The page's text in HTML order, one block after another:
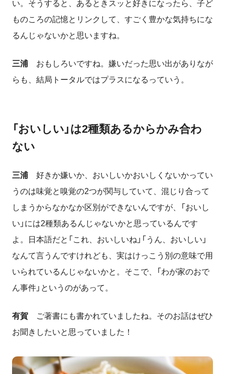
い。そうすると、あるときスッと好きになったら、子ど
ものころの記憶とリンクして、すごく豊かな気持ちにな
るんじゃないかと思いますね。
三浦 おもしろいですね。嫌いだった思い出がありなが
らも、結局トータルではプラスになるっていう。
「おいしい」は2種類あるからかみ合わ
ない
三浦 好きか嫌いか、おいしいかおいしくないかってい
うのは味覚と嗅覚の2つが関与していて、混じり合って
しまうからなかなか区別ができないんですが、「おいし
い」には2種類あるんじゃないかと思っているんです
よ。日本語だと「これ、おいしいね」「うん、おいしい」
なんて言うんですけれども、実はけっこう別の意味で用
いられているんじゃないかと。そこで、「わが家のおで
ん事件」というのがあって。
有賀 ご著書にも書かれていましたね。そのお話はぜひ
お聞きしたいと思っていました！